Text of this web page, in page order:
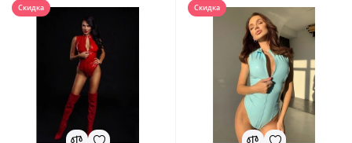
Скидка Скидка